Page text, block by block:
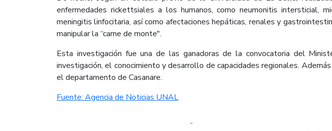
enfermedades rickettsiales a los humanos, como neumonitis intersticial,
meningitis linfocitaria, así como afectaciones hepáticas, renales y
manipular la “carne de monte".
Esta investigación fue una de las ganadoras de la convocatoria del
investigación, el conocimiento y desarrollo de capacidades regionales.
el departamento de Casanare.​
Fuente: Agencia de Noticias UNAL​